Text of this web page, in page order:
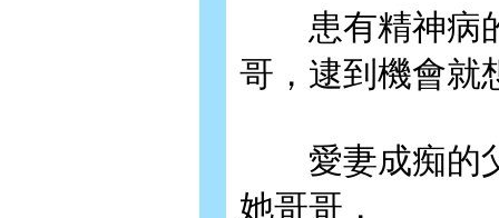
患有精神病的
哥，逮到機會就
愛妻成痴的父
她哥哥，